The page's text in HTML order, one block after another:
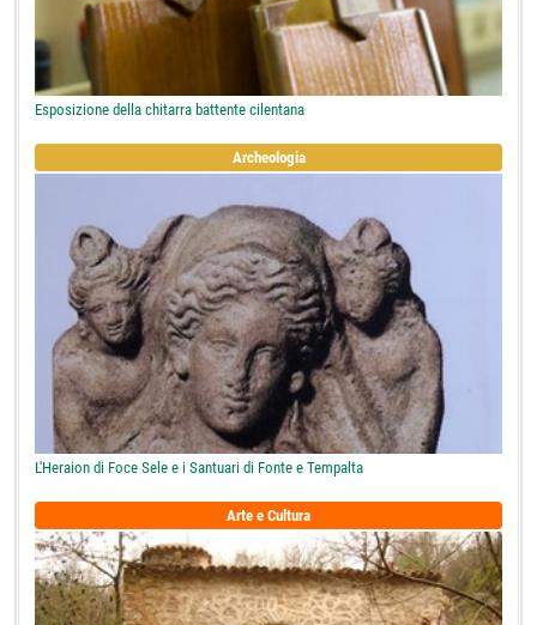
Esposizione della chitarra battente cilentana
Archeologia
L'Heraion di Foce Sele e i Santuari di Fonte e Tempalta
Arte e Cultura